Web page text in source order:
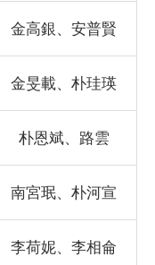
金高銀、安普賢
金旻載、朴珪瑛
朴恩斌、路雲
南宮珉、朴河宣
李荷妮、李相侖